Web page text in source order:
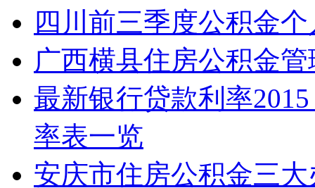
四川前三季度公积金
广西横县住房公积金
最新银行贷款利率
率表一览
安庆市住房公积金三